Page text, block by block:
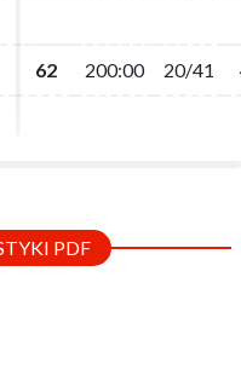
62 200:00 20/41
62 200:00 20/41
PDF